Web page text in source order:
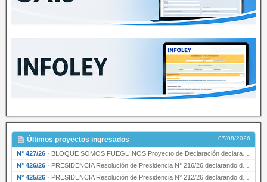
Últimos proyectos ingresados 07/08/2026
N° 427/26 · BLOQUE SOMOS FUEGUINOS Proyecto de Declaración declarando de interés provincial PRESIDENCI…
N° 426/26 · PRESIDENCIA Resolución de Presidencia N° 216/26 declarando de interés provincial la labor …
N° 425/26 · PRESIDENCIA Resolución de Presidencia N° 212/26 declarando de interés provincial el “50° A…